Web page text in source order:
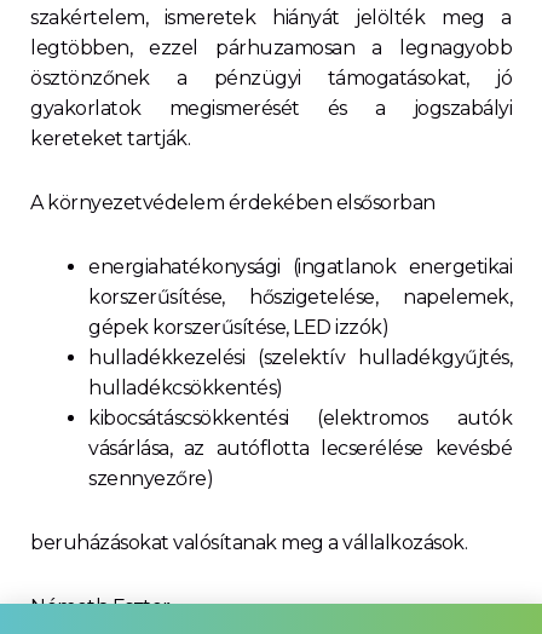
szakértelem, ismeretek hiányát jelölték meg a
legtöbben, ezzel párhuzamosan a legnagyobb
ösztönzőnek a pénzügyi támogatásokat, jó
gyakorlatok megismerését és a jogszabályi
kereteket tartják.
A környezetvédelem érdekében elsősorban
energiahatékonysági (ingatlanok energetikai
korszerűsítése, hőszigetelése, napelemek,
gépek korszerűsítése, LED izzók)
hulladékkezelési (szelektív hulladékgyűjtés,
hulladékcsökkentés)
kibocsátáscsökkentési (elektromos autók
vásárlása, az autóflotta lecserélése kevésbé
szennyezőre)
beruházásokat valósítanak meg a vállalkozások.
Németh Eszter